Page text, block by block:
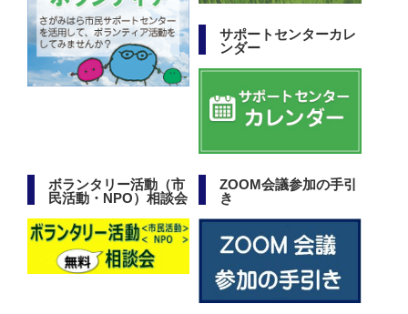
サポートセンターカレ
ンダー
ボランタリー活動（市
民活動・NPO）相談会
ZOOM会議参加の手引
き